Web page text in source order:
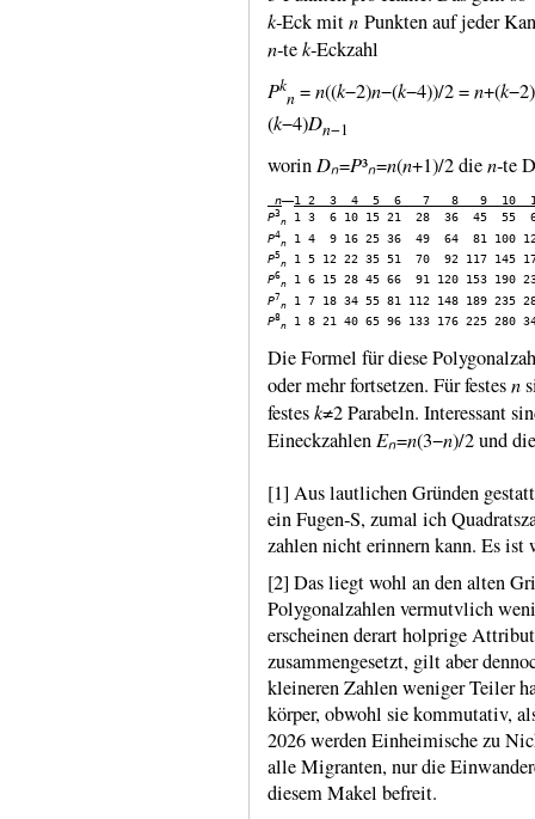
k‑Eck mitn Punk­ten auf jeder
n‑tek‑Eck­zahl
Pk
n =n((k−2)n−(k−4))/2 =n+(k−2)
(k−4)Dn−1
worin Dₙ=P³ₙ=n(n+1)/2 dien‑te
n
1 2  3  4  5  6   7   8   9  10
P3
n 1 3  6 10 15 21  28  36  45  55
P4
n 1 4  9 16 25 36  49  64  81 100
P5
n 1 5 12 22 35 51  70  92 117 145
P6
n 1 6 15 28 45 66  91 120 153 190
P7
n 1 7 18 34 55 81 112 148 189 235
P8
n 1 8 21 40 65 96 133 176 225 280
Die Formel für diese
oder mehr fort­setzen. Für festesn
festesk≠2 Para­beln. Inter­essant
Eineck­zahlen Eₙ=n(3−n)/2 und
[1] Aus lautlichen Gründen
ein Fugen‑S, zumal ich
zahlen nicht erin­nern kann. Es
[2] Das liegt wohl an den alten
Poly­gonal­zahlen vermutvlich
erschei­nen derart holprige
zusammen­gesetzt, gilt aber
klei­neren Zahlen weniger Teiler
körper, obwohl sie kommu­tativ,
2026 werden Ein­heimi­sche zu
alle Migran­ten, nur die
diesem Makel befreit.